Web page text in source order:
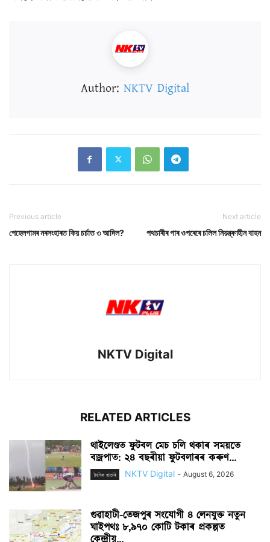
Author: NKTV Digital
Previous article
পেহেলগামৰ নৰসংহাৰত কিয় চৰ্চাত ৩ আদিল?
Next article
পথচাৰীৰ গাৰ ওপৰেৰে চলিল নিয়ন্ত্ৰণহীন বাহন
NKTV Digital
RELATED ARTICLES
থাইলেণ্ডত ফুটবল মেচ চলি থকাৰ সময়তে
বজ্ৰপাত: ২৪ বছৰীয়া ফুটবলাৰৰ কৰুণ...
দৈনিক বাতৰি NKTV Digital - August 6, 2026
গুৱাহাটী-তেজপুৰ সংযোগী ৪ লেনযুক্ত নতুন
ঘাইপথঃ ৮,৯৭০ কোটি টকাৰ প্ৰকল্পত